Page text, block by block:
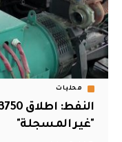
محليات
"غير المسجلة"